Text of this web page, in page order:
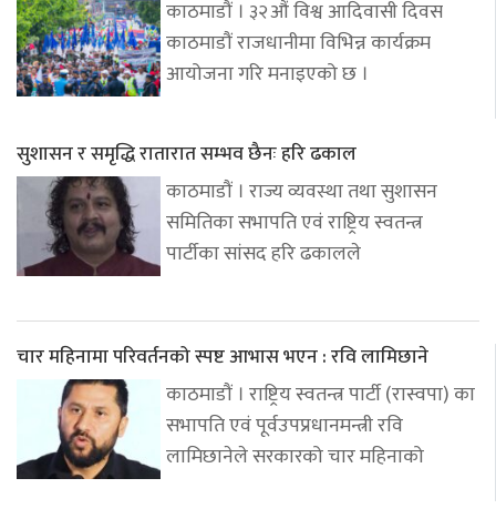
काठमाडौं । ३२औं विश्व आदिवासी दिवस
काठमाडौं राजधानीमा विभिन्न कार्यक्रम
आयोजना गरि मनाइएको छ ।
सुशासन र समृद्धि रातारात सम्भव छैनः हरि ढकाल
काठमाडौं । राज्य व्यवस्था तथा सुशासन
समितिका सभापति एवं राष्ट्रिय स्वतन्त्र
पार्टीका सांसद हरि ढकालले
चार महिनामा परिवर्तनको स्पष्ट आभास भएन : रवि लामिछाने
काठमाडौं । राष्ट्रिय स्वतन्त्र पार्टी (रास्वपा) का
सभापति एवं पूर्वउपप्रधानमन्त्री रवि
लामिछानेले सरकारको चार महिनाको